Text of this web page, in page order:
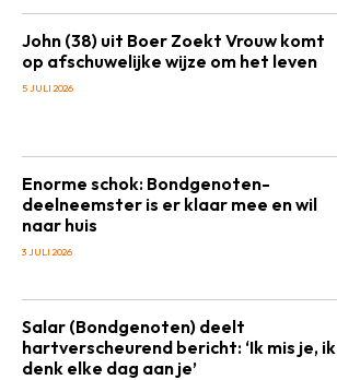
John (38) uit Boer Zoekt Vrouw komt
op afschuwelijke wijze om het leven
5 JULI 2026
Enorme schok: Bondgenoten-
deelneemster is er klaar mee en wil
naar huis
3 JULI 2026
Salar (Bondgenoten) deelt
hartverscheurend bericht: ‘Ik mis je, ik
denk elke dag aan je’